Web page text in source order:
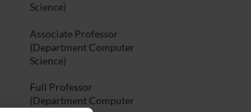
Science)
Associate Professor
(Department Computer
Science)
Full Professor
(Department Computer